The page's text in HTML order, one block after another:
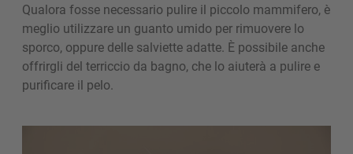
Qualora fosse necessario pulire il piccolo mammifero, è
meglio utilizzare un guanto umido per rimuovere lo
sporco, oppure delle salviette adatte. È possibile anche
offrirgli del terriccio da bagno, che lo aiuterà a pulire e
purificare il pelo.